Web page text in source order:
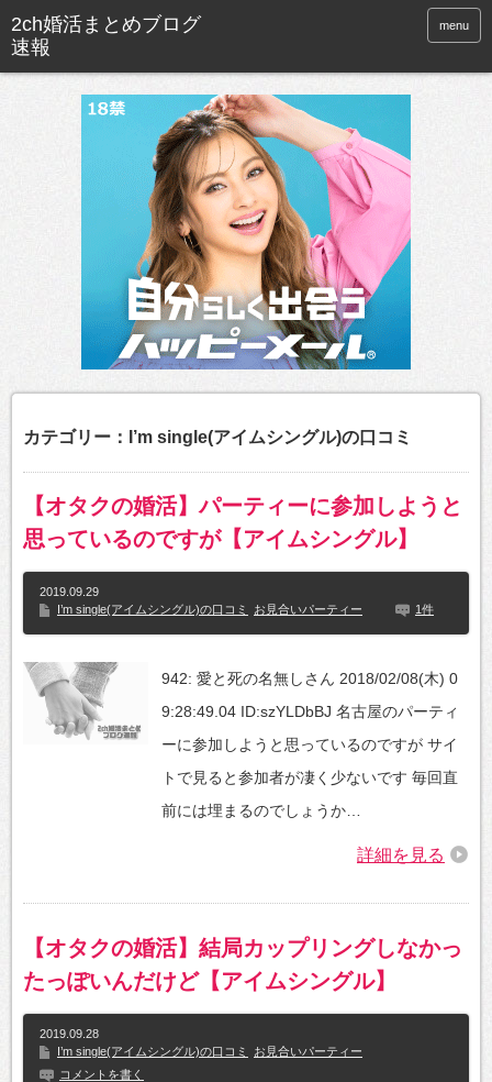
menu
カテゴリー：I’m single(アイムシングル)の口コミ
【オタクの婚活】パーティーに参加しようと
思っているのですが【アイムシングル】
2019.09.29
I’m single(アイムシングル)の口コミ
お見合いパーティー 1件
942: 愛と死の名無しさん 2018/02/08(木) 0
9:28:49.04 ID:szYLDbBJ 名古屋のパーティ
ーに参加しようと思っているのですが サイ
トで見ると参加者が凄く少ないです 毎回直
前には埋まるのでしょうか…
詳細を見る
【オタクの婚活】結局カップリングしなかっ
たっぽいんだけど【アイムシングル】
2019.09.28
I’m single(アイムシングル)の口コミ
お見合いパーティー
コメントを書く